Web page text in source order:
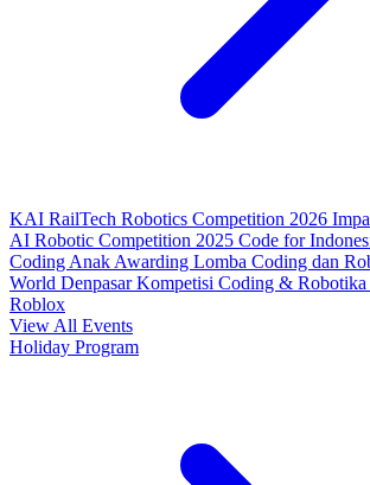
KAI RailTech Robotics Competition 2026
AI Robotic Competition 2025 Code for
Coding Anak Awarding Lomba Coding dan
World DenpasarKompetisi Coding & Robotika
Roblox
View All Events
Holiday Program